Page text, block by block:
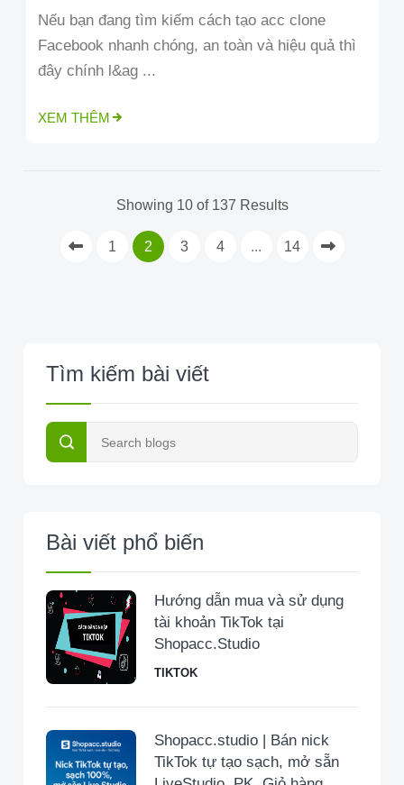
Nếu bạn đang tìm kiếm cách tạo acc clone
Facebook nhanh chóng, an toàn và hiệu quả thì
đây chính l&ag ...
XEM THÊM
Showing 10 of 137 Results
1 2 3 4 ... 14
Tìm kiếm bài viết
Bài viết phổ biến
Hướng dẫn mua và sử dụng
tài khoản TikTok tại
Shopacc.Studio
TIKTOK
Shopacc.studio | Bán nick
TikTok tự tạo sạch, mở sẵn